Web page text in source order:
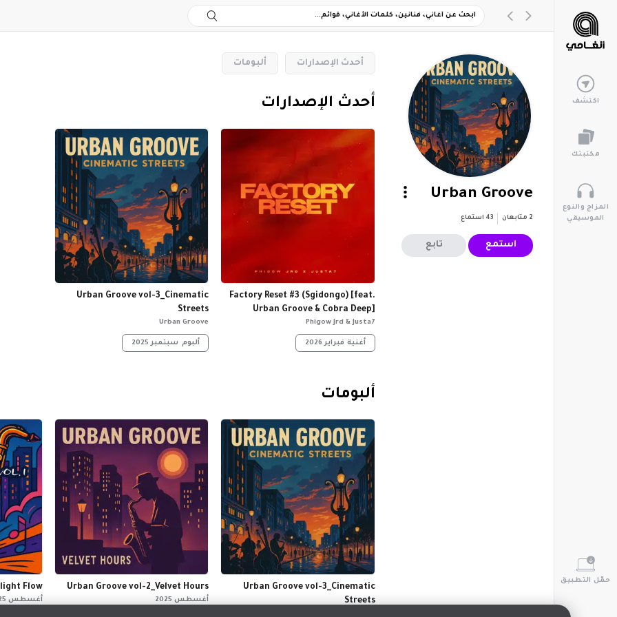
اكتشف
مكتبتك
المزاج والنوع
الموسيقي
حمّل التطبيق
Urban Groove
2 متابعان 43 استماع
استمع تابع
‏أحدث الإصدارات ‏ألبومات
‏أحدث الإصدارات
Factory Reset #3 (Sgidongo) [feat.
Urban Groove & Cobra Deep]
Phigow Jrd & Justa7
أغنية فبراير 2026
Urban Groove vol-3_Cinematic
Streets
Urban Groove
ألبوم سبتمبر 2025
‏ألبومات
Urban Groove vol-3_Cinematic
Streets
Urban Groove vol-2_Velvet Hours
أغسطس 2025
Flow
أغسطس 2025